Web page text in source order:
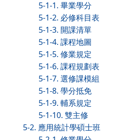
5-1-1. 畢業學分
5-1-2. 必修科目表
5-1-3. 開課清單
5-1-4. 課程地圖
5-1-5. 修業規定
5-1-6. 課程規劃表
5-1-7. 選修課模組
5-1-8. 學分抵免
5-1-9. 輔系規定
5-1-10. 雙主修
5-2. 應用統計學碩士班